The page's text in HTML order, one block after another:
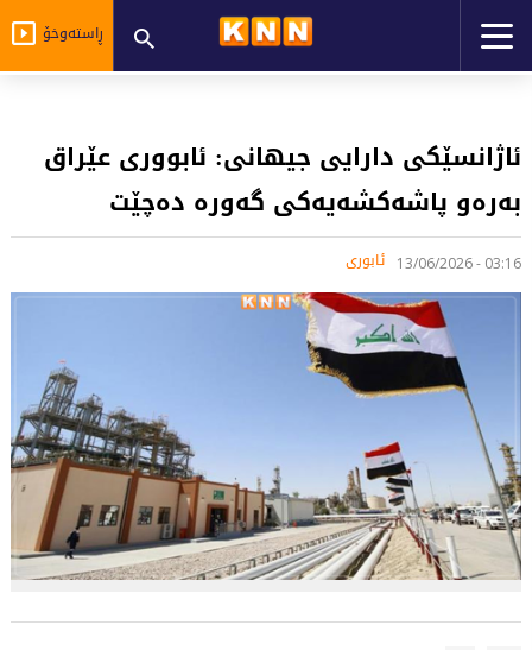
ڕاستەوخۆ
ئاژانسێکی دارایی جیهانی: ئابووری عێراق
بەرەو پاشەکشەیەکی گەورە دەچێت
03:16 - 13/06/2026 ئابوری